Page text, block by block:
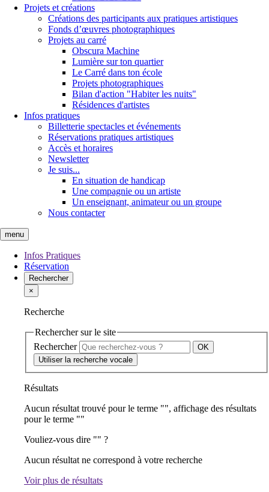
Projets et créations
Créations des participants aux pratiques artistiques
Fonds d’œuvres photographiques
Projets au carré
Obscura Machine
Lumière sur ton quartier
Le Carré dans ton école
Projets photographiques
Bilan d'action "Habiter les nuits"
Résidences d'artistes
Infos pratiques
Billetterie spectacles et événements
Réservations pratiques artistiques
Accès et horaires
Newsletter
Je suis...
En situation de handicap
Une compagnie ou un artiste
Un enseignant, animateur ou un groupe
Nous contacter
menu
Infos Pratiques
Réservation
Rechercher
×
Recherche
Rechercher sur le site
Rechercher
Utiliser la recherche vocale
Résultats
Aucun résultat trouvé pour le terme "", affichage des résultats
pour le terme ""
Vouliez-vous dire "" ?
Aucun résultat ne correspond à votre recherche
Voir plus de résultats